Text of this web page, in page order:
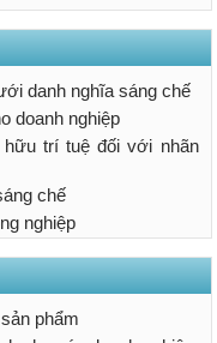
danh nghĩa sáng chế
doanh nghiệp
trí tuệ đối với nhãn
chế
nghiệp
phẩm